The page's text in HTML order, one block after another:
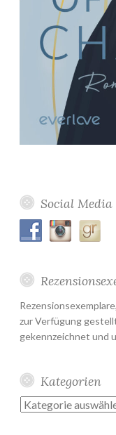
Social Media
zur Verfügung
gekennzeichnet und
Kategorien
Kategorien